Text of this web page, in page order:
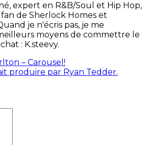
expert en R&B/Soul et Hip Hop,
de Sherlock Homes et
je n'écris pas, je me
moyens de commettre le
: K.steevy.
– Carousel!
produire par Ryan Tedder.